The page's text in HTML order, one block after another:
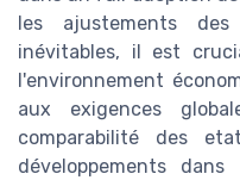
les ajustements des
inévitables, il est
l'environnement
aux exigences
comparabilité des
développements